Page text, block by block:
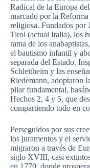
Radical de la Europa
marcado por la
religiosa. Fundados por
Tirol (actual Italia), los
rama de los
el bautismo infantil y
separada del Estado.
Schleitheim y las
Riedemann, adoptaron
pilar fundamental,
Hechos 2, 4 y 5, que
compartiendo todo en
Perseguidos por sus
los juramentos y el
migraron a través de
siglo XVIII, casi
en 1770, donde